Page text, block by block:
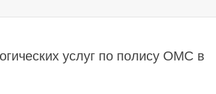
услуг по полису ОМС в